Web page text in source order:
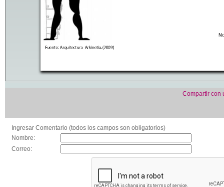
Compartir con
Ingresar Comentario (todos los campos son obligatorios)
Nombre:
Correo: